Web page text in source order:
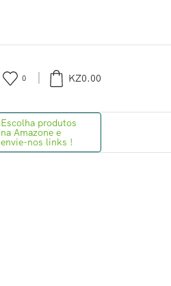
0 KZ0.00
Escolha produtos
na Amazone e
envie-nos links !